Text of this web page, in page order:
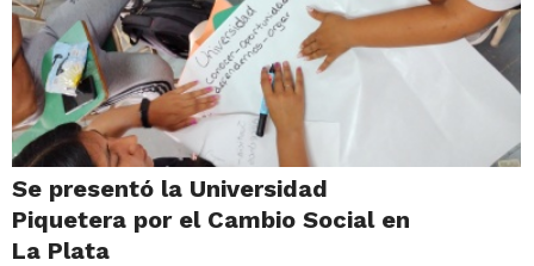
Se presentó la Universidad
Piquetera por el Cambio Social en
La Plata